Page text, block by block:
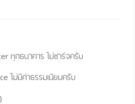
ทุกธนาคาร ไม่ชาร์จครับ
ไม่มีค่าธรรมเนียมครับ